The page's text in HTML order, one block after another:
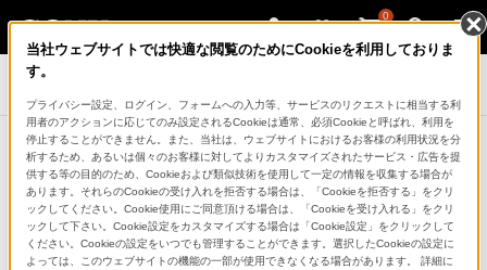
0
アクティブスピーカー/ネックスピーカー
比較表
ワイヤレススピーカー/
グラスサウンドスピーカー
ネックスピーカー
当社ウェブサイトでは快適な閲覧のためにCookieを利用しておりま
す。
プライバシー設定、ログイン、フォームへの入力等、サービスのリクエストに相当する利
用者のアクションに応じてのみ設定されるCookieは通常、必須Cookieと呼ばれ、利用を
停止することができません。また、当社は、ウェブサイトにおけるお客様の利用状況を分
析するため、あるいは個々のお客様に対してよりカスタマイズされたサービス・広告を提
供する等の目的のため、Cookieおよび類似技術を使用して一定の情報を収集する場合が
あります。それらのCookieの受け入れを拒否する場合は、「Cookieを拒否する」をクリ
ックしてください。Cookie使用にご同意頂ける場合は、「Cookieを受け入れる」をクリ
ックして下さい。Cookie設定をカスタマイズする場合は「Cookie設定」をクリックして
ください。Cookieの設定をいつでも管理することができます。選択したCookieの設定に
よっては、このウェブサイトの機能の一部が使用できなくなる場合があります。 詳細に